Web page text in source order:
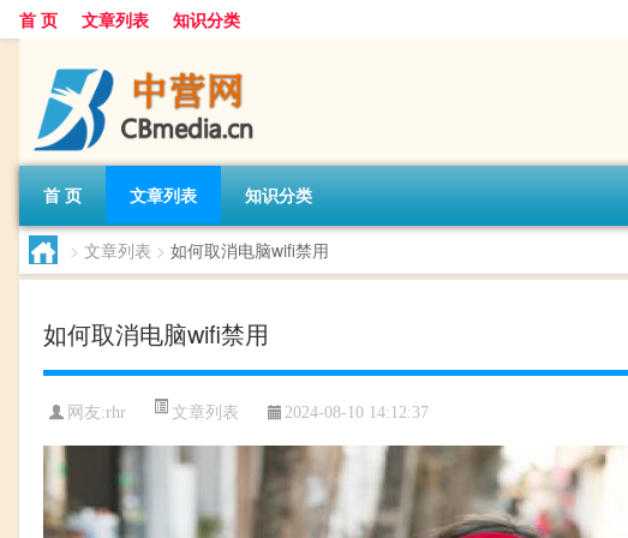
首 页 文章列表 知识分类
首 页 文章列表 知识分类
> 文章列表 > 如何取消电脑wifi禁用
如何取消电脑wifi禁用
网友:rhr 文章列表 2024-08-10 14:12:37